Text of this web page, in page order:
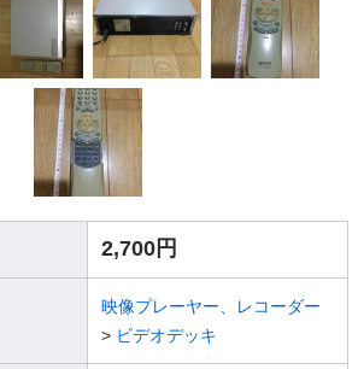
2,700円
映像プレーヤー、レコーダー
> ビデオデッキ